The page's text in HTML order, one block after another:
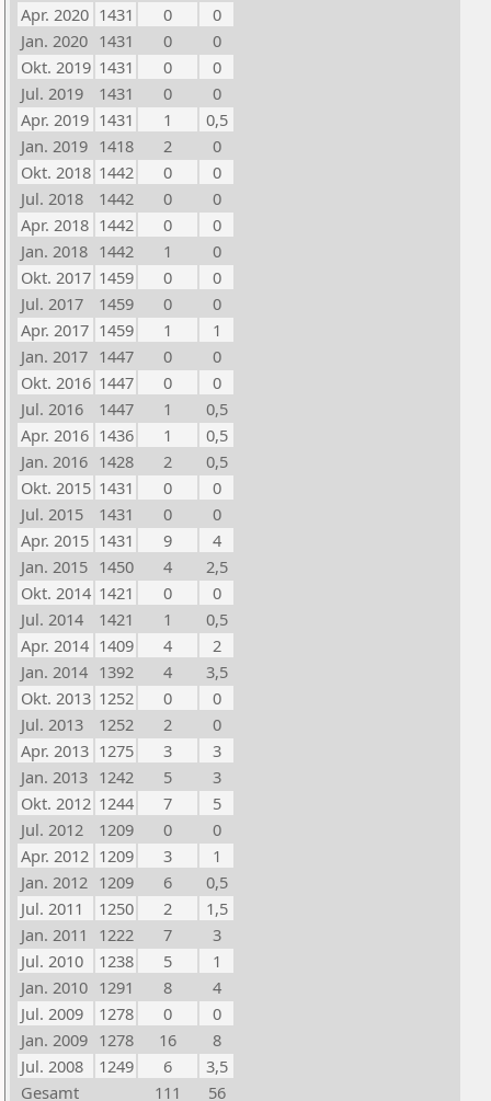
Apr. 2020 1431 0
0
Jan. 2020 1431 0
0
Okt. 2019 1431 0
0
Jul. 2019
1431 0
0
Apr. 2019 1431 1
0,5
Jan. 2019 1418 2
0
Okt. 2018 1442 0
0
Jul. 2018
1442 0
0
Apr. 2018 1442 0
0
Jan. 2018 1442 1
0
Okt. 2017 1459 0
0
Jul. 2017
1459 0
0
Apr. 2017 1459 1
1
Jan. 2017 1447 0
0
Okt. 2016 1447 0
0
Jul. 2016
1447 1
0,5
Apr. 2016 1436 1
0,5
Jan. 2016 1428 2
0,5
Okt. 2015 1431 0
0
Jul. 2015
1431 0
0
Apr. 2015 1431 9
4
Jan. 2015 1450 4
2,5
Okt. 2014 1421 0
0
Jul. 2014
1421 1
0,5
Apr. 2014 1409 4
2
Jan. 2014 1392 4
3,5
Okt. 2013 1252 0
0
Jul. 2013
1252 2
0
Apr. 2013 1275 3
3
Jan. 2013 1242 5
3
Okt. 2012 1244 7
5
Jul. 2012
1209 0
0
Apr. 2012 1209 3
1
Jan. 2012 1209 6
0,5
Jul. 2011
1250 2
1,5
Jan. 2011
1222 7
3
Jul. 2010
1238 5
1
Jan. 2010 1291 8
4
Jul. 2009
1278 0
0
Jan. 2009 1278 16
8
Jul. 2008
1249 6
3,5
Gesamt
111 56